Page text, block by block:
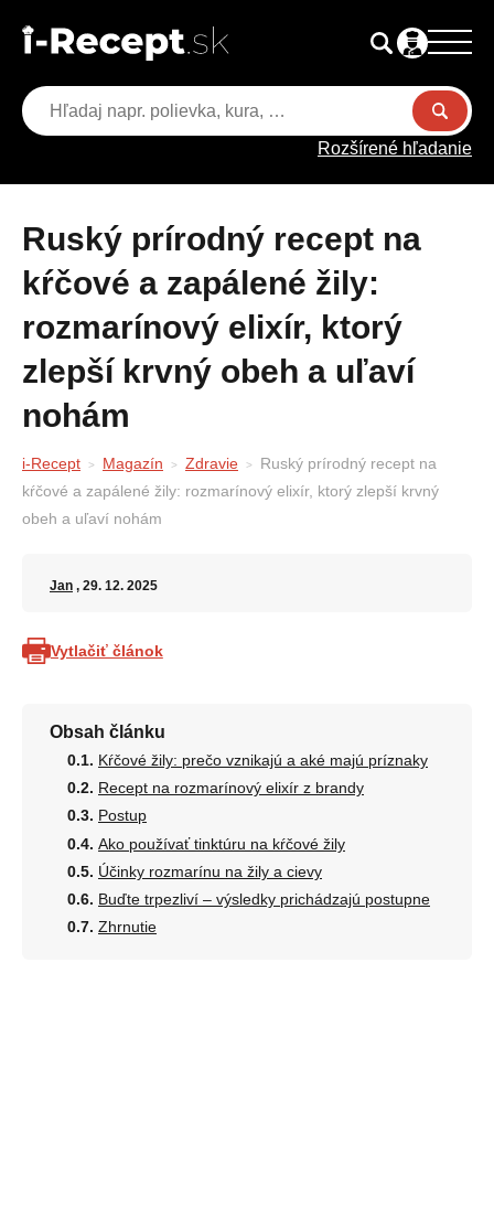
Rozšírené hľadanie
Ruský prírodný recept na
kŕčové a zapálené žily:
rozmarínový elixír, ktorý
zlepší krvný obeh a uľaví
nohám
i-Recept Magazín Zdravie
Ruský prírodný recept na
kŕčové a zapálené žily: rozmarínový elixír, ktorý zlepší krvný
obeh a uľaví nohám
Jan , 29. 12. 2025
Vytlačiť článok
Obsah článku
Kŕčové žily: prečo vznikajú a aké majú príznaky
Recept na rozmarínový elixír z brandy
Postup
Ako používať tinktúru na kŕčové žily
Účinky rozmarínu na žily a cievy
Buďte trpezliví – výsledky prichádzajú postupne
Zhrnutie